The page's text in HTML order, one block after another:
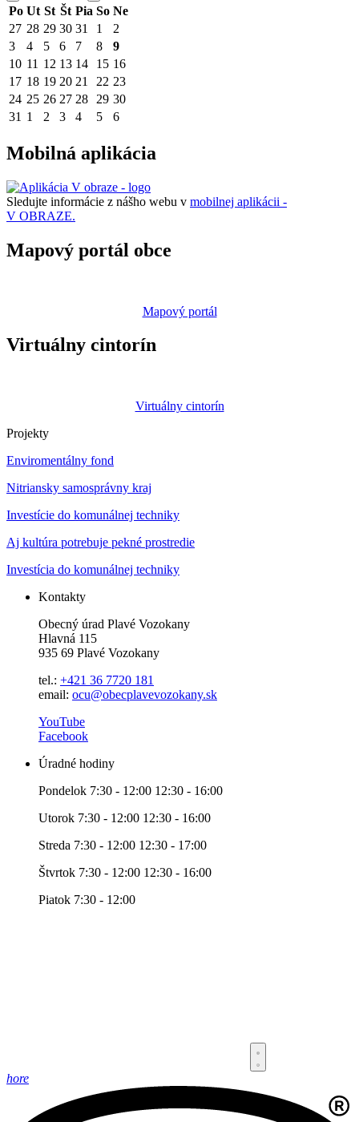
Po Ut St Št Pia So Ne
27 28 29 30 31 1
2
3
4 5 6 7 8
9
10 11 12 13 14 15 16
17 18 19 20 21 22 23
24 25 26 27 28 29 30
31 1 2 3 4 5 6
Mobilná aplikácia
Sledujte informácie z nášho webu v mobilnej aplikácii -
V OBRAZE.
Mapový portál obce
Mapový portál
Virtuálny cintorín
Virtuálny cintorín
Projekty
Enviromentálny fond
Nitriansky samosprávny kraj
Investície do komunálnej techniky
Aj kultúra potrebuje pekné prostredie
Investícia do komunálnej techniky
Kontakty
Obecný úrad Plavé Vozokany
Hlavná 115
935 69 Plavé Vozokany
tel.: +421 36 7720 181
email: ocu@obecplavevozokany.sk
YouTube
Facebook
Úradné hodiny
Pondelok 7:30 - 12:00 12:30 - 16:00
Utorok 7:30 - 12:00 12:30 - 16:00
Streda 7:30 - 12:00 12:30 - 17:00
Štvrtok 7:30 - 12:00 12:30 - 16:00
Piatok 7:30 - 12:00
hore